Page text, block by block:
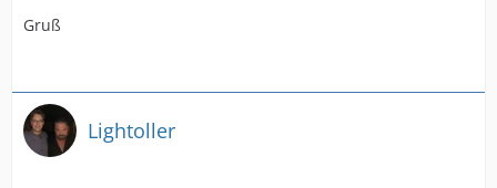
Gruß
Lightoller